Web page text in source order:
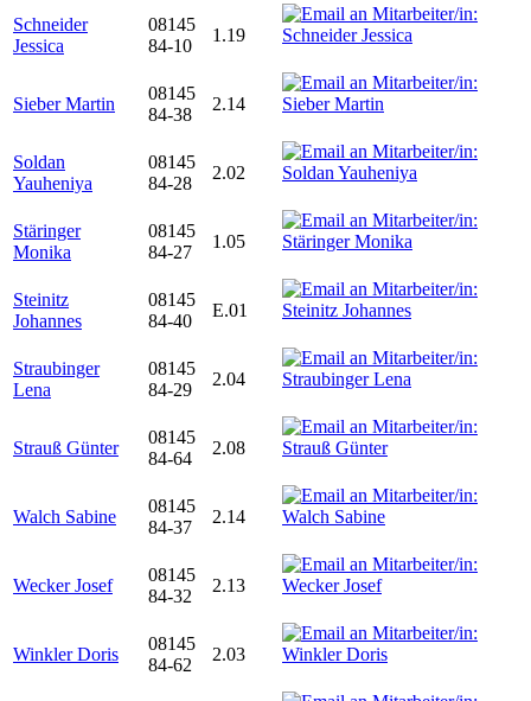
Schneider
Jessica
08145
84-10
1.19
Sieber Martin
08145
84-38
2.14
Soldan
Yauheniya
08145
84-28
2.02
Stäringer
Monika
08145
84-27
1.05
Steinitz
Johannes
08145
84-40
E.01
Straubinger
Lena
08145
84-29
2.04
Strauß Günter
08145
84-64
2.08
Walch Sabine
08145
84-37
2.14
Wecker Josef
08145
84-32
2.13
Winkler Doris
08145
84-62
2.03